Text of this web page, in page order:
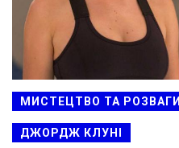
МИСТЕЦТВО ТА РОЗВАГИ
ДЖОРДЖ КЛУНІ